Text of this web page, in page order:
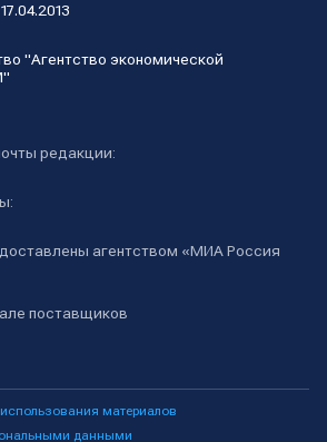
"Агентство экономической
редакции:
агентством «МИА Россия
поставщиков
материалов
данными